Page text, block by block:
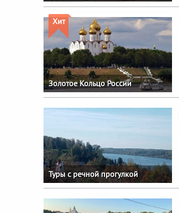
Хит
Золотое Кольцо России
Туры с речной прогулкой